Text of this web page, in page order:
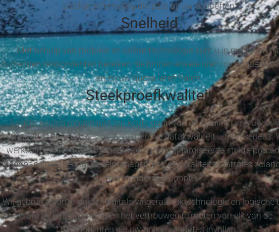
steekproefomvang die past bij uw behoeften.
Snelheid
Met behulp van mobiele en online technologie kunt u in mum van
duizenden respondenten bereiken die binnen enkele uren uw enquête
en zo uw quota laten halen.
Steekproefkwaliteit
Lagere kosten mogen niet ten koste gaan van de kwaliteit van uw
enquêtes. Bij TGM Research, nemen we datakwaliteit uiterst serieus.
werken met één gecentraliseerde en gestandaardiseerde strikte
voor panelrekrutering, panelmanagement, en kwaliteitscontroles
marktonderzoek loopt.
Wij gebruiken onze unieke digitale vingerafdruktechnologie en logische
om de betrokkenheid en het vertrouwen te meten van elk van de
respondenten die uw online enquêtes invullen.